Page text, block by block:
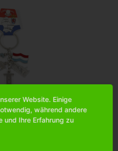
Informationen über das
Website. Einige
während andere
und Ihre Erfahrung zu